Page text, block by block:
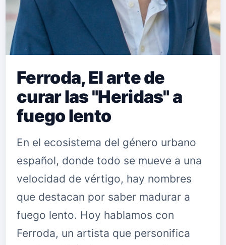
Ferroda, El arte de
curar las "Heridas" a
fuego lento
En el ecosistema del género urbano
español, donde todo se mueve a una
velocidad de vértigo, hay nombres
que destacan por saber madurar a
fuego lento. Hoy hablamos con
Ferroda, un artista que personifica